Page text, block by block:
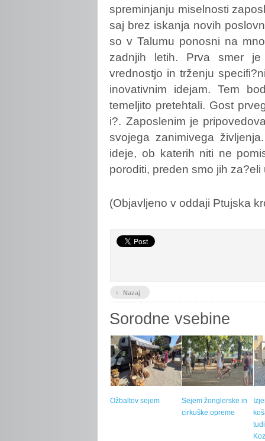
spreminjanju miselnosti
saj brez iskanja novih
so v Talumu ponosni na
zadnjih letih. Prva smer
vrednostjo in trženju
inovativnim idejam. Tem
temeljito pretehtali. Gost
i?. Zaposlenim je
svojega zanimivega
ideje, ob katerih niti ne
poroditi, preden smo jih za?eli
(Objavljeno v oddaji Ptujska
‹ Nazaj
Sorodne vsebine
Ožbaltov sejem
Sejem žonglerske in
cirkuške opreme